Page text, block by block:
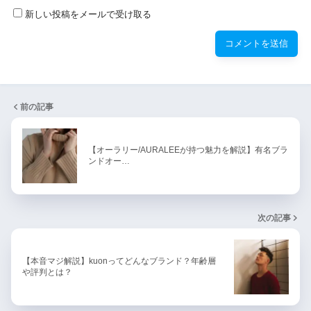
新しい投稿をメールで受け取る
前の記事
【オーラリー/AURALEEが持つ魅力を解説】有名ブラ
ンドオー…
次の記事
【本音マジ解説】kuonってどんなブランド？年齢層
や評判とは？